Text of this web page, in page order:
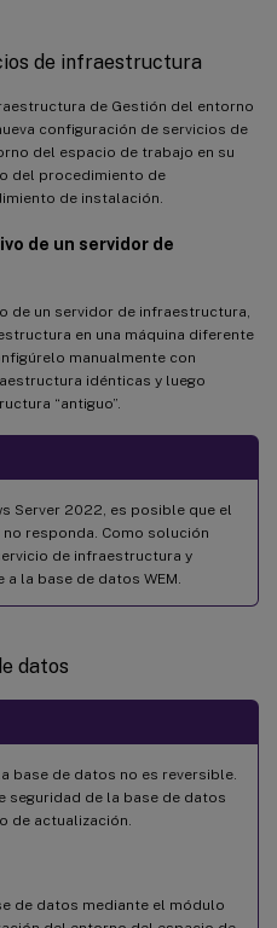
de infraestructura
de Gestión del entorno
configuración de servicios de
del espacio de trabajo en su
del procedimiento de
de instalación.
de un servidor de
de un servidor de infraestructura,
en una máquina diferente
manualmente con
idénticas y luego
“antiguo”.
Server 2022, es posible que el
responda. Como solución
de infraestructura y
la base de datos WEM.
datos
base de datos no es reversible.
seguridad de la base de datos
de actualización.
de datos mediante el módulo